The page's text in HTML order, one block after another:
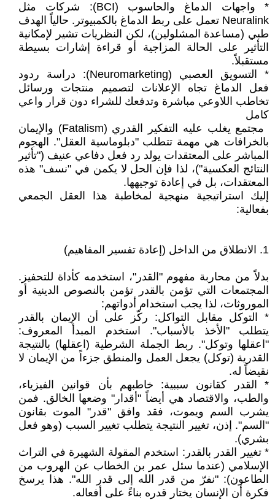
* واجهات الدماغ والحاسوب (BCI): شركات مثل
Neuralink تعمل على ربط الدماغ بالكمبيوتر. حالياً الهدف
طبي (مساعدة المشلولين)، لكن النظريات تشير لإمكانية
التأثير على الحالة المزاجية أو قراءة إشارات بسيطة
مستقبلاً.
* التسويق العصبي (Neuromarketing): دراسة ردود
فعل الدماغ تجاه الإعلانات لتصميم منتجات ورسائل
تخاطب اللاوعي مباشرة وتدفعك للشراء دون قرار واعي
كامل
‎ مجتمع يغلب عليه التفكير القدري (Fatalism) والإيمان
بالخرافات هي مهمة تتطلب "دبلوماسية العقل". الهجوم
المباشر على المعتقدات يولد رد فعل دفاعي عنيف ("تأثير
النتائج العكسية")، لذا فإن الحل لا يكمن في "نسف" هذه
المعتقدات، بل في إعادة توجيهها.
‎إليك استراتيجية منهجية لمخاطبة هذا العقل الجمعي
بفعالية:
‎1. الانطلاق من الداخل (إعادة تفسير المفاهيم)
‎بدلاً من محاربة مفهوم "القدر"، استخدمه كأداة للتحفيز.
المجتمعات التي تؤمن بالقدر تؤمن بالنصوص الدينية أو
الموروثات، لذا يجب استخدام أدواتهم:
* التوكل مقابل التواكل: ركّز على أن الإيمان بالقدر
يتطلب "الأخذ بالأسباب". استخدم المبدأ المعروف:
"اعقلها وتوكل". ربط الجملة الشرطية (اعقلها) بالنتيجة
القدرية (توكل) يجعل العمل والمنطق جزءاً من الإيمان لا
نقيضاً له.
* القدر كقانون سببية: خاطبهم بأن قوانين الفيزياء،
والطب، والاقتصاد هي أيضاً "أقدار" وضعها الخالق. فمن
يشرب السم ويموت، فقد وافق "قدر" الموت بقانون
"السم". إذن، تغيير النتيجة يتطلب تغيير السبب (وهو فعل
بشري).
* تغيير القدر بالقدر: استخدم المقولة الشهيرة في التراث
الإسلامي (عندما سئل عمر بن الخطاب عن الهروب من
الطاعون): "نفرّ من قدر الله إلى قدر الله". هذا يرسخ
فكرة أن الإنسان يختار قدره بناءً على أفعاله.